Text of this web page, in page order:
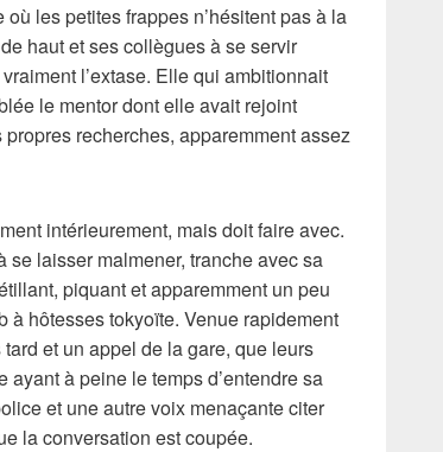
les petites frappes n’hésitent pas à la
haut et ses collègues à se servir
l’extase. Elle qui ambitionnait
le mentor dont elle avait rejoint
recherches, apparemment assez
intérieurement, mais doit faire avec.
se laisser malmener, tranche avec sa
piquant et apparemment un peu
à hôtesses tokyoïte. Venue rapidement
et un appel de la gare, que leurs
à peine le temps d’entendre sa
et une autre voix menaçante citer
la conversation est coupée.